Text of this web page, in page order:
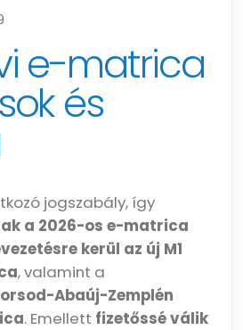
e-matrica
és
jogszabály, így
a 2026-os e-matrica
kerül az új M1
, valamint a
Abaúj-Zemplén
. Emellett fizetőssé válik